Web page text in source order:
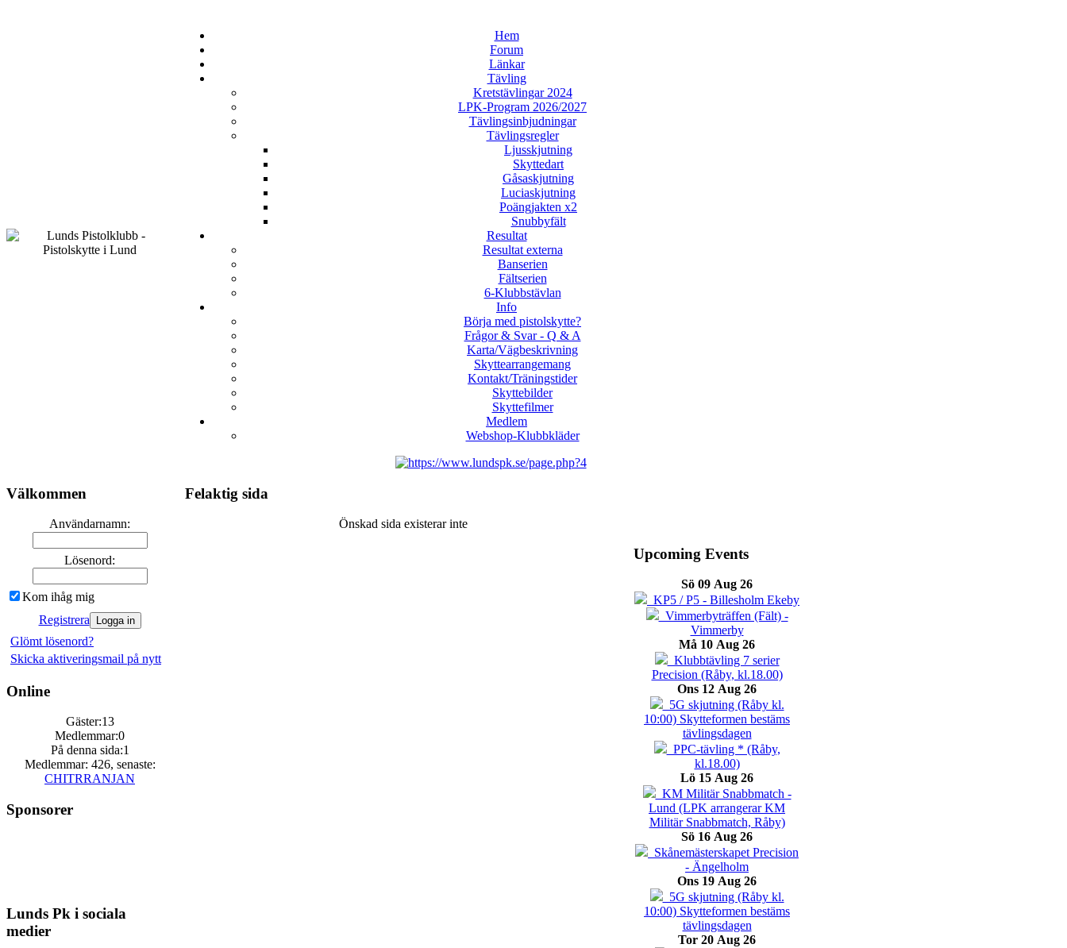
Hem
Forum
Länkar
Tävling
Kretstävlingar 2024
LPK-Program 2026/2027
Tävlingsinbjudningar
Tävlingsregler
Ljusskjutning
Skyttedart
Gåsaskjutning
Luciaskjutning
Poängjakten x2
Snubbyfält
Resultat
Resultat externa
Banserien
Fältserien
6-Klubbstävlan
Info
Börja med pistolskytte?
Frågor & Svar - Q & A
Karta/Vägbeskrivning
Skyttearrangemang
Kontakt/Träningstider
Skyttebilder
Skyttefilmer
Medlem
Webshop-Klubbkläder
Välkommen
Användarnamn:
Lösenord:
Kom ihåg mig
Registrera
Glömt lösenord?
Skicka aktiveringsmail på nytt
Online
Gäster:13
Medlemmar:0
På denna sida:1
Medlemmar: 426, senaste:
CHITRRANJAN
Sponsorer
Lunds Pk i sociala
medier
Felaktig sida
Önskad sida existerar inte
Upcoming Events
Sö 09 Aug 26
KP5 / P5 - Billesholm Ekeby
Vimmerbyträffen (Fält) -
Vimmerby
Må 10 Aug 26
Klubbtävling 7 serier
Precision (Råby, kl.18.00)
Ons 12 Aug 26
5G skjutning (Råby kl.
10:00) Skytteformen bestäms
tävlingsdagen
PPC-tävling * (Råby,
kl.18.00)
Lö 15 Aug 26
KM Militär Snabbmatch -
Lund (LPK arrangerar KM
Militär Snabbmatch, Råby)
Sö 16 Aug 26
Skånemästerskapet Precision
- Ängelholm
Ons 19 Aug 26
5G skjutning (Råby kl.
10:00) Skytteformen bestäms
tävlingsdagen
Tor 20 Aug 26